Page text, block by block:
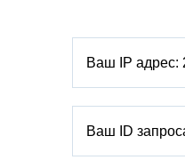
Ваш IP адрес:
Ваш ID